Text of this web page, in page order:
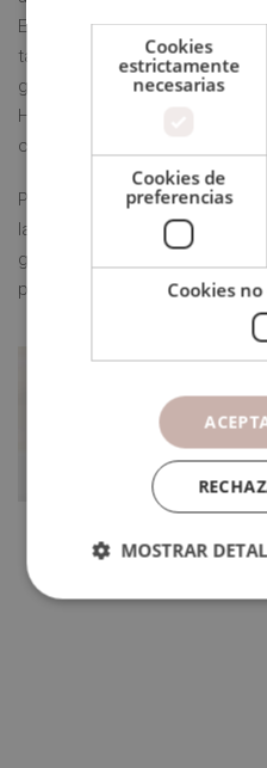
Educación Superior
también le abrirá las
gracias a su vinculación
Hispanoamericanas UAIII,
como la Universidad CLEA.
Por último, todos los diplomas
la Apostilla de la Haya,
garantiza la autenticidad y
país firmante del convenio.
Cookies
estrictamente
necesarias
Cookies de
preferencias
Cookies
MOSTRAR